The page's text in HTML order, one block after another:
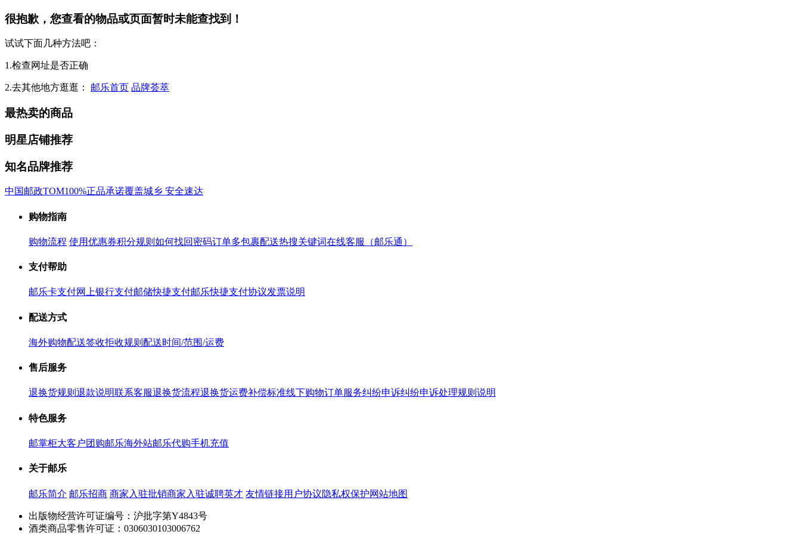
很抱歉，您查看的物品或页面暂时未能查找到！
试试下面几种方法吧：
1.检查网址是否正确
2.去其他地方逛逛： 邮乐首页 品牌荟萃
最热卖的商品
明星店铺推荐
知名品牌推荐
中国邮政TOM100%正品承诺覆盖城乡 安全速达
购物指南
购物流程 使用优惠券积分规则 如何找回密码订单多包裹配送热搜关键词在线客服（邮乐通）
支付帮助
邮乐卡支付网上银行支付邮储快捷支付邮乐快捷支付协议发票说明
配送方式
海外购物配送签收拒收规则 配送时间/范围/运费
售后服务
退换货规则 退款说明联系客服退换货流程退换货运费补偿标准线下购物订单服务纠纷申诉纠纷申诉处理规则说明
特色服务
邮掌柜大客户团购邮乐海外站邮乐代购手机充值
关于邮乐
邮乐简介 邮乐招商 商家入驻批销商家入驻诚聘英才 友情链接用户协议隐私权保护网站地图
出版物经营许可证编号：沪批字第Y4843号
酒类商品零售许可证：0306030103006762